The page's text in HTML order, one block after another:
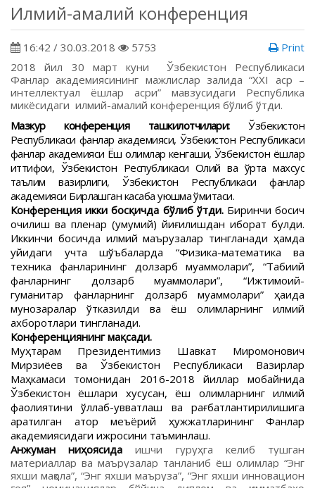
Илмий-амалий конференция
16:42 / 30.03.2018 5753
Print
2018 йил 30 март куни Ўзбекистон Республикаси
Фанлар академиясининг мажлислар залида “XXI аср –
интеллектуал ёшлар асри” мавзусидаги Республика
микёсидаги илмий-амалий конференция бўлиб ўтди.
Мазкур конференция ташкилотчилари:Ўзбекистон
Республикаси фанлар академияси, Ўзбекистон Республикаси
фанлар академияси Ёш олимлар кенгаши, Ўзбекистон ёшлар
иттифоқи, Ўзбекистон Республикаси Олий ва ўрта махсус
таълим вазирлиги, Ўзбекистон Республикаси фанлар
академияси Бирлашган касаба уюшма қўмитаси.
Конференция икки босқичда бўлиб ўтди.Биринчи босқич
очилиш ва пленар (умумий) йиғилишдан иборат булди.
Иккинчи босқичда илмий маърузалар тингланади ҳамда
қуйидаги учта шўъбаларда “Физика-математика ва
техника фанларининг долзарб муаммолари”, “Табиий
фанларнинг долзарб муаммолари”, “Ижтимоий-
гуманитар фанларнинг долзарб муаммолари” ҳақида
мунозаралар ўтказилди ва ёш олимларнинг илмий
ахборотлари тингланади.
Конференциянинг мақсади.
Муҳтарам Президентимиз Шавкат Миромонович
Мирзиёев ва Ўзбекистон Республикаси Вазирлар
Маҳкамаси томонидан 2016-2018 йиллар мобайнида
Ўзбекистон ёшлари хусусан, ёш олимларнинг илмий
фаолиятини қўллаб-қувватлаш ва рағбатлантирилишига
қаратилган қатор меъёрий ҳужжатларининг Фанлар
академиясидаги ижросини таъминлаш.
Анжуман ниҳоясидаишчи гуруҳга келиб тушган
материаллар ва маърузалар танланиб ёш олимлар “Энг
яхши мақола”, “Энг яхши маъруза”, “Энг яхши инновацион